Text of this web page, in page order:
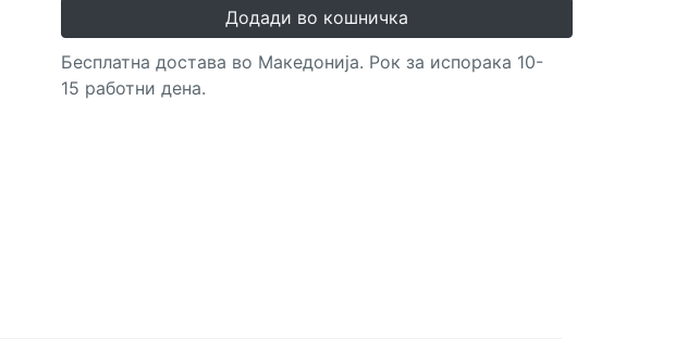
Додади во кошничка
Бесплатна достава во Македонија. Рок за испорака 10-
15 работни дена.